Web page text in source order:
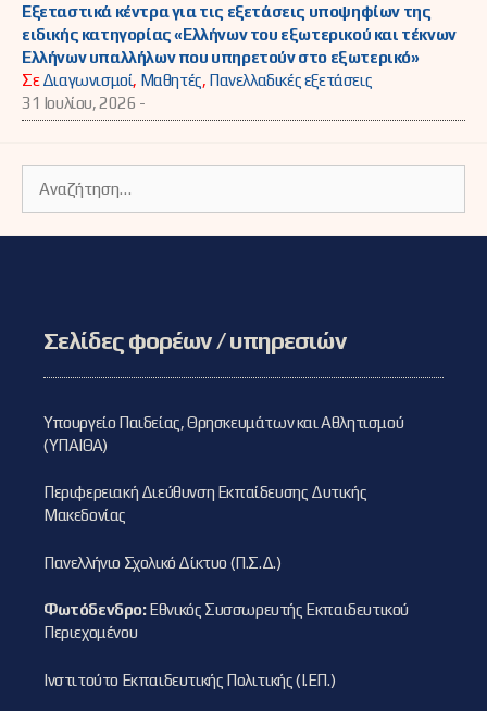
Εξεταστικά κέντρα για τις εξετάσεις υποψηφίων της
ειδικής κατηγορίας «Ελλήνων του εξωτερικού και τέκνων
Ελλήνων υπαλλήλων που υπηρετούν στο εξωτερικό»
ΣεΔιαγωνισμοί, Μαθητές, Πανελλαδικές εξετάσεις
31 Ιουλίου, 2026 -
για:
Σελίδες φορέων / υπηρεσιών
Υπουργείο Παιδείας, Θρησκευμάτων και Αθλητισμού
(ΥΠΑΙΘΑ)
Περιφερειακή Διεύθυνση Εκπαίδευσης Δυτικής
Μακεδονίας
Πανελλήνιο Σχολικό Δίκτυο (Π.Σ.Δ.)
Φωτόδενδρο:Εθνικός Συσσωρευτής Εκπαιδευτικού
Περιεχομένου
Ινστιτούτο Εκπαιδευτικής Πολιτικής (Ι.ΕΠ.)